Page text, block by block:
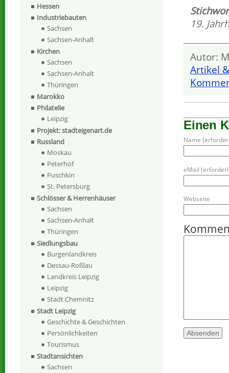
19.
Autor:
Artikel
Einen
Name
eMail
Webseite
Hessen
Industriebauten
Sachsen
Sachsen-Anhalt
Kirchen
Sachsen
Sachsen-Anhalt
Thüringen
Marokko
Philatelie
Leipzig
Projekt: stadteigenart.de
Russland
Moskau
Peterhof
Puschkin
St. Petersburg
Schlösser & Herrenhäuser
Sachsen
Sachsen-Anhalt
Thüringen
Siedlungsbau
Burgenlandkreis
Dessau-Roßlau
Landkreis Leipzig
Leipzig
Stadt Chemnitz
Stadt Leipzig
Geschichte & Geschichten
Persönlichkeiten
Tourismus
Stadtansichten
Sachsen